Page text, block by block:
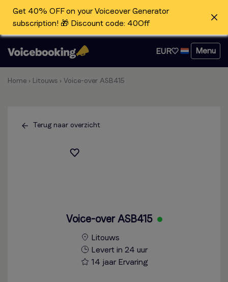
Get 40% OFF on your Voiceover Generator
subscription! 🎁 Discount code: 40Off
EUR Menu
Home › Litouws › Voice-over ASB415
Terug naar overzicht
Voice-over ASB415
Litouws
Levert in 24 uur
14 jaar Ervaring